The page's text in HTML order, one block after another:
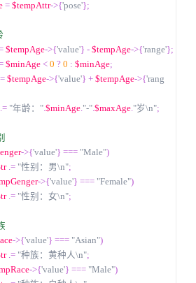
= $tempAttr->{'pose'};
$tempAge->{'value'} - $tempAge->{'range'};
$minAge < 0 ? 0 : $minAge;
= $tempAge->{'value'} + $tempAge->{'rang
.= "年龄：".$minAge."-".$maxAge."岁\n";
->{'value'} === "Male")
.= "性别：男\n";
->{'value'} === "Female")
.= "性别：女\n";
->{'value'} === "Asian")
.= "种族：黄种人\n";
->{'value'} === "Male")